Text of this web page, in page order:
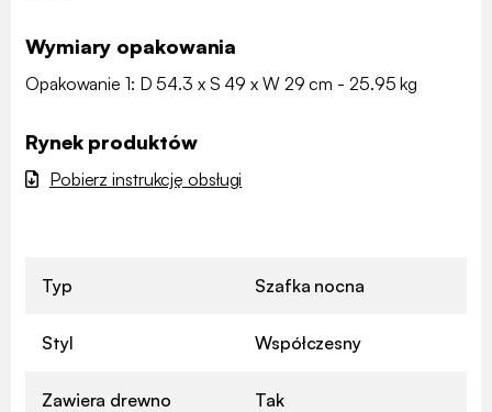
Wymiary opakowania
Opakowanie 1: D 54.3 x S 49 x W 29 cm - 25.95 kg
Rynek produktów
Pobierz instrukcję obsługi
Typ Szafka nocna
Styl Współczesny
Zawiera drewno Tak